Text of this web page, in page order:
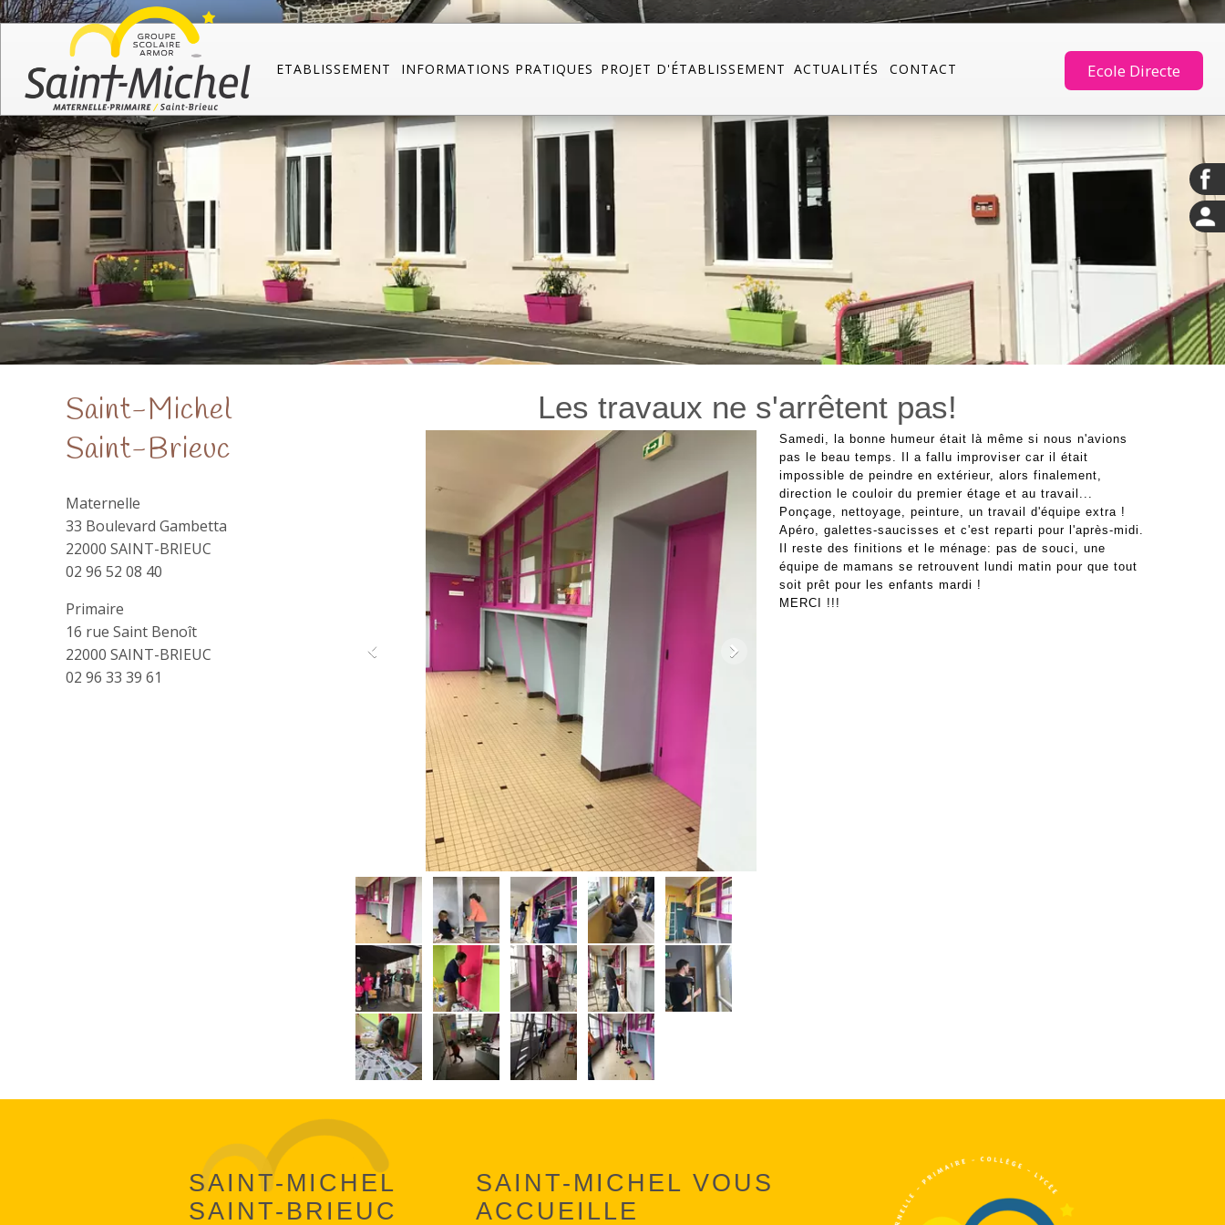
Ecole Directe
ETABLISSEMENT INFORMATIONS PRATIQUES PROJET D'ÉTABLISSEMENT ACTUALITÉS CONTACT
Saint-Michel
Saint-Brieuc
Maternelle
33 Boulevard Gambetta
22000 SAINT-BRIEUC
02 96 52 08 40
Primaire
16 rue Saint Benoît
22000 SAINT-BRIEUC
02 96 33 39 61
Les travaux ne s'arrêtent pas!
Samedi, la bonne humeur était là même si nous n'avions
pas le beau temps. Il a fallu improviser car il était
impossible de peindre en extérieur, alors finalement,
direction le couloir du premier étage et au travail...
Ponçage, nettoyage, peinture, un travail d'équipe extra !
Apéro, galettes-saucisses et c'est reparti pour l'après-midi.
Il reste des finitions et le ménage: pas de souci, une
équipe de mamans se retrouvent lundi matin pour que tout
soit prêt pour les enfants mardi !
MERCI !!!
SAINT-MICHEL
SAINT-BRIEUC
SAINT-MICHEL VOUS
ACCUEILLE